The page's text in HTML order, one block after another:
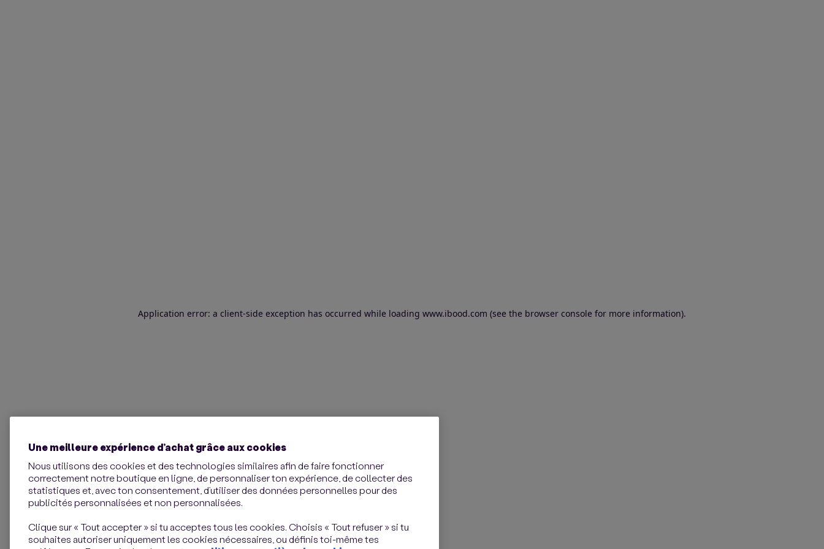
Application error: a client-side exception has occurred while loading www.ibood.com (see the browser console for more information).
Une meilleure expérience d’achat grâce aux cookies
Nous utilisons des cookies et des technologies similaires afin de faire fonctionner
correctement notre boutique en ligne, de personnaliser ton expérience, de collecter des
statistiques et, avec ton consentement, d’utiliser des données personnelles pour des
publicités personnalisées et non personnalisées.
Clique sur « Tout accepter » si tu acceptes tous les cookies. Choisis « Tout refuser » si tu
souhaites autoriser uniquement les cookies nécessaires, ou définis toi-même tes